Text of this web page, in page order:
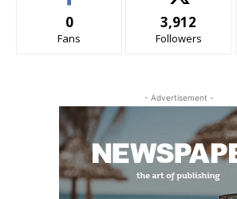
0
Fans
3,912
Followers
- Advertisement -